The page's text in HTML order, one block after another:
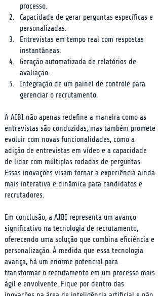
processo.
Capacidade de gerar perguntas específicas e
personalizadas.
Entrevistas em tempo real com respostas
instantâneas.
Geração automatizada de relatórios de
avaliação.
Integração de um painel de controle para
gerenciar o recrutamento.
A AIBI não apenas redefine a maneira como as
entrevistas são conduzidas, mas também promete
evoluir com novas funcionalidades, como a
adição de entrevistas em vídeo e a capacidade
de lidar com múltiplas rodadas de perguntas.
Essas inovações visam tornar a experiência ainda
mais interativa e dinâmica para candidatos e
recrutadores.
Em conclusão, a AIBI representa um avanço
significativo na tecnologia de recrutamento,
oferecendo uma solução que combina eficiência e
personalização. À medida que essa tecnologia
avança, há um enorme potencial para
transformar o recrutamento em um processo mais
ágil e envolvente. Fique por dentro das